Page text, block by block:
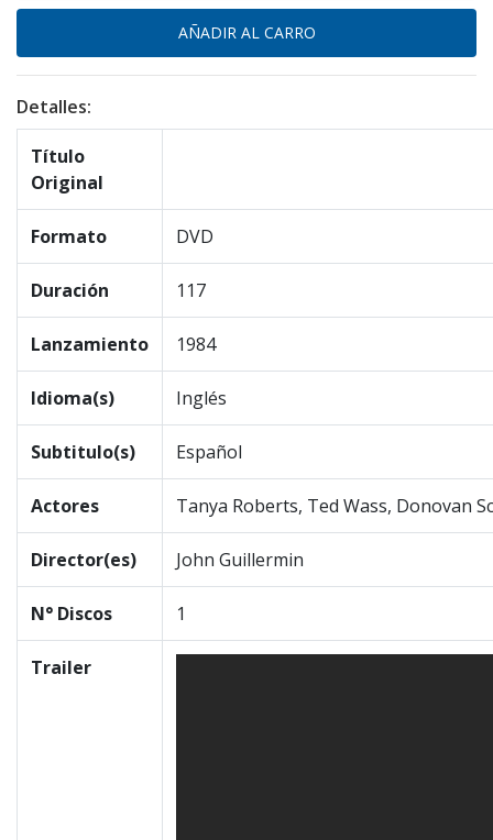
Detalles:
Título
Original
Formato DVD
Duración 117
Lanzamiento 1984
Idioma(s) Inglés
Subtitulo(s) Español
Actores Tanya Roberts, Ted Wass, Donovan
Director(es) John Guillermin
N° Discos 1
Trailer